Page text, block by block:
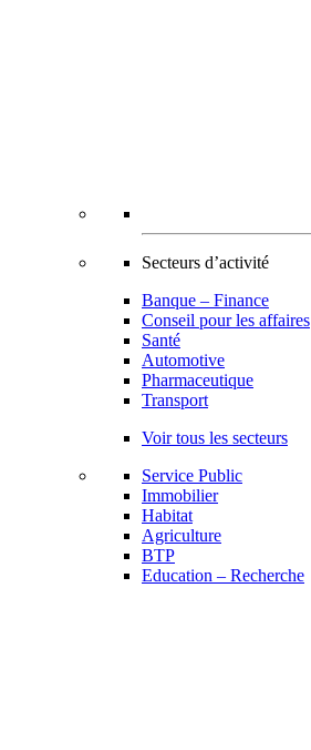
Secteurs d’activité
Banque – Finance
Conseil pour les affaires
Santé
Automotive
Pharmaceutique
Transport
Voir tous les secteurs
Service Public
Immobilier
Habitat
Agriculture
BTP
Education – Recherche